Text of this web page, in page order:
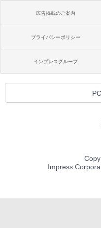
広告掲載のご案内
プライバシーポリシー
インプレスグループ
Impress